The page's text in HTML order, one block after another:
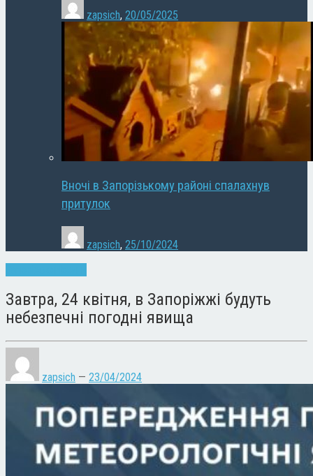
zapsich, 20/05/2025
Вночі в Запорізькому районі спалахнув
притулок
zapsich, 25/10/2024
Завтра, 24 квітня, в Запоріжжі будуть
небезпечні погодні явища
zapsich — 23/04/2024